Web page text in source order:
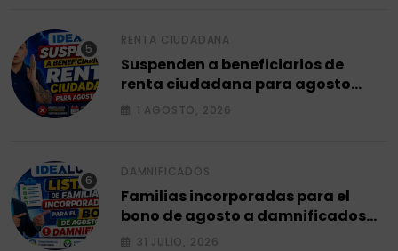
RENTA CIUDADANA
Suspenden a beneficiarios de
renta ciudadana para agosto
2026.
1 AGOSTO, 2026
DAMNIFICADOS
Familias incorporadas para el
bono de agosto a damnificados
2026.
31 JULIO, 2026